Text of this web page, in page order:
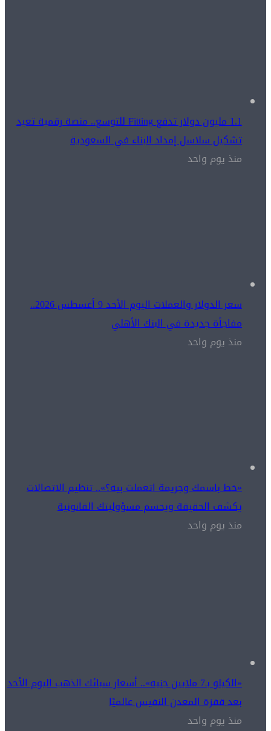
1.1 مليون دولار تدفع Fitting للتوسع.. منصة رقمية تعيد
تشكيل سلاسل إمداد البناء في السعودية
منذ يوم واحد
سعر الدولار والعملات اليوم الأحد 9 أغسطس 2026..
مفاجأة جديدة في البنك الأهلي
منذ يوم واحد
«خط باسمك وجريمة اتعملت بيه؟».. تنظيم الاتصالات
يكشف الحقيقة ويحسم مسؤوليتك القانونية
منذ يوم واحد
«الكيلو بـ7 ملايين جنيه».. أسعار سبائك الذهب اليوم الأحد
بعد قفزة المعدن النفيس عالميًا
منذ يوم واحد